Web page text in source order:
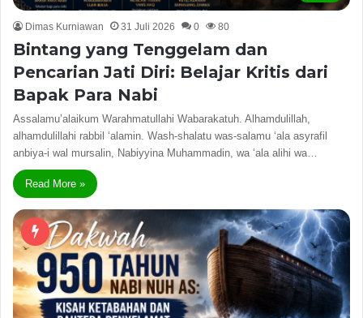
Dimas Kurniawan 31 Juli 2026 0 80
Bintang yang Tenggelam dan
Pencarian Jati Diri: Belajar Kritis dari
Bapak Para Nabi
Assalamu’alaikum Warahmatullahi Wabarakatuh. Alhamdulillah,
alhamdulillahi rabbil ‘alamin. Wash-shalatu was-salamu ‘ala asyrafil
anbiya-i wal mursalin, Nabiyyina Muhammadin, wa ‘ala alihi wa…
Read More »